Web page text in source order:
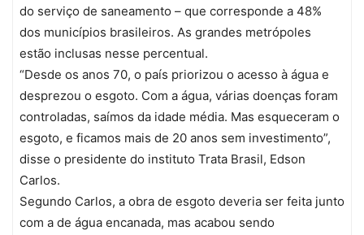
do serviço de saneamento – que corresponde a 48%
dos municípios brasileiros. As grandes metrópoles
estão inclusas nesse percentual.
“Desde os anos 70, o país priorizou o acesso à água e
desprezou o esgoto. Com a água, várias doenças foram
controladas, saímos da idade média. Mas esqueceram o
esgoto, e ficamos mais de 20 anos sem investimento”,
disse o presidente do instituto Trata Brasil, Edson
Carlos.
Segundo Carlos, a obra de esgoto deveria ser feita junto
com a de água encanada, mas acabou sendo